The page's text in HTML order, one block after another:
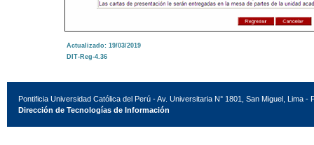
Actualizado: 19/03/2019
DIT-Reg-4.36
Pontificia Universidad Católica del Perú - Av. Universitaria N° 1801, San Miguel, Lima -
Dirección de Tecnologías de Información